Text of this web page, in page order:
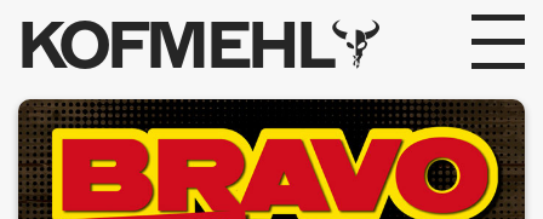
KOFMEHL
PROGRAMM
FABRIKGEFLÜSTER